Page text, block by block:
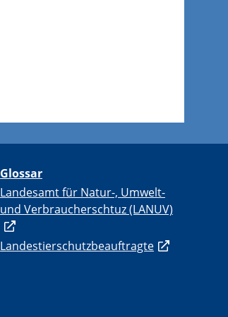
Glossar
Landesamt für Natur-, Umwelt-
und Verbraucherschtuz (LANUV)
Landestierschutzbeauftragte